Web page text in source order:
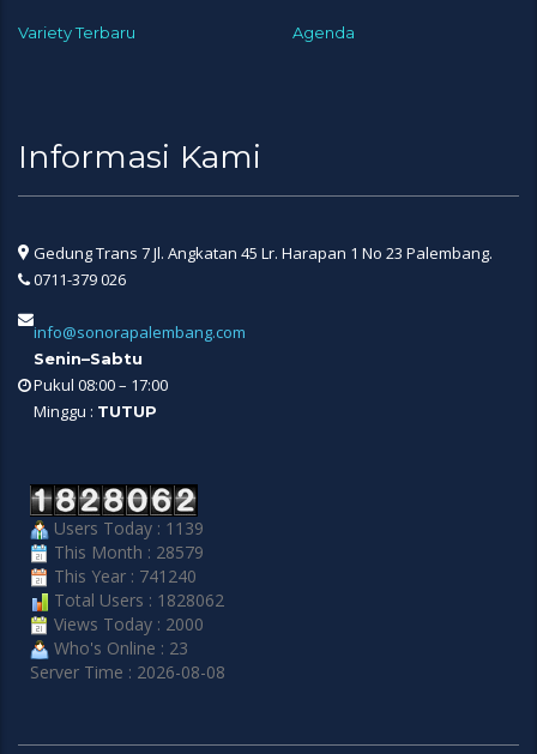
Variety Terbaru Agenda
Informasi Kami
Gedung Trans 7 Jl. Angkatan 45 Lr. Harapan 1 No 23 Palembang.
0711-379 026
info@sonorapalembang.com
Senin–Sabtu
Pukul 08:00 – 17:00
Minggu : TUTUP
Users Today : 1139
This Month : 28579
This Year : 741240
Total Users : 1828062
Views Today : 2000
Who's Online : 23
Server Time : 2026-08-08